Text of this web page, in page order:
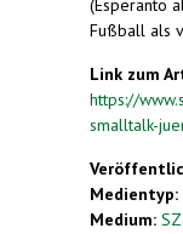
Fußball als
Link zum
https://
smalltalk-
Medientyp:
Medium: